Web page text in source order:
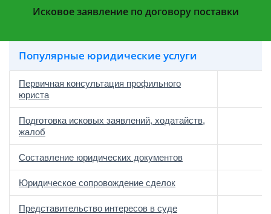
Исковое заявление по договору поставки
Популярные юридические услуги
Первичная консультация профильного
юриста
Подготовка исковых заявлений, ходатайств,
жалоб
Составление юридических документов
Юридическое сопровождение сделок
Представительство интересов в суде